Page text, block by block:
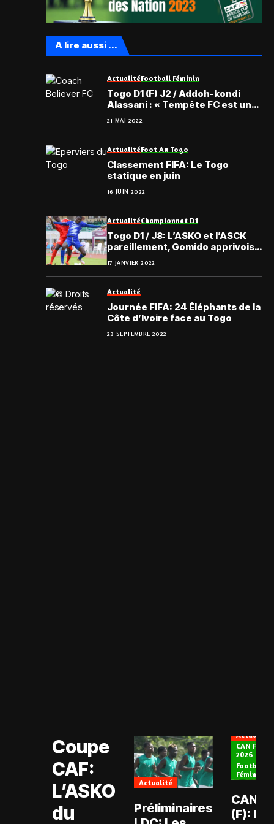
A lire aussi ...
ActualitéFootball Féminin
Togo D1 (F) J2 / Addoh-kondi
Alassani : « Tempête FC est une
équipe prenable »
21 MAI 2022
ActualitéFoot Au Togo
Classement FIFA: Le Togo
statique en juin
16 JUIN 2022
ActualitéChampionnat D1
Togo D1 / J8: L’ASKO et l’ASCK
pareillement, Gomido apprivoise
les Anges …
17 JANVIER 2022
Actualité
Journée FIFA: 24 Éléphants de la
Côte d’Ivoire face au Togo
23 SEPTEMBRE 2022
Coupe
CAF:
L’ASKO
du
Actualité
Préliminaires
Actualité
CAN
2026
Football
Féminin
CAN
(F):